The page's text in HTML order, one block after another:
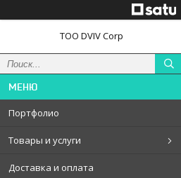
ТОО DVIV Corp
Портфолио
Товары и услуги
Доставка и оплата